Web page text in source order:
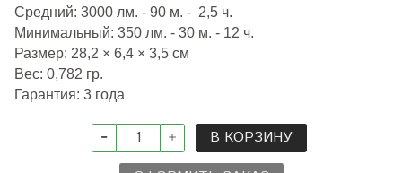
Средний: 3000 лм. - 90 м. - 2,5 ч.
Минимальный: 350 лм. - 30 м. - 12 ч.
Размер: 28,2 × 6,4 × 3,5 см
Вес: 0,782 гр.
Гарантия: 3 года
В КОРЗИНУ